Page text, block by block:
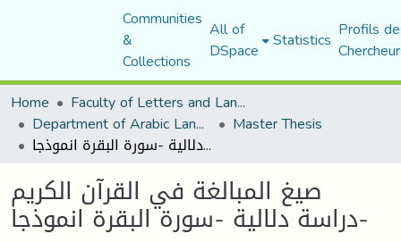
Communities
&
Collections
All of
DSpace Statistics Profils
Home
Faculty of Letters and Languages
Department of Arabic Language and Literature Master Thesis
صيغ المبالغة في القرآن الكريم دراسة دلالية -سورة البقرة انموذجا-
صيغ المبالغة في القرآن الكريم
دراسة دلالية -سورة البقرة انموذجا-